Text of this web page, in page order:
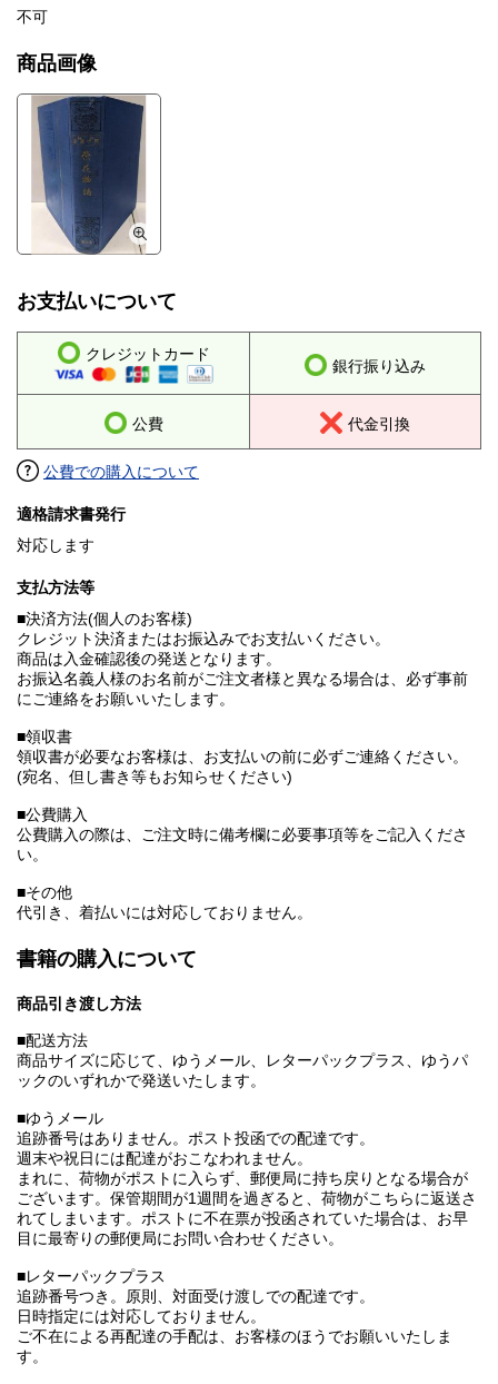
不可
商品画像
お支払いについて
クレジットカード
銀行振り込み
公費 代金引換
公費での購入について
適格請求書発行
対応します
支払方法等
■決済方法(個人のお客様)
クレジット決済またはお振込みでお支払いください。
商品は入金確認後の発送となります。
お振込名義人様のお名前がご注文者様と異なる場合は、必ず事前
にご連絡をお願いいたします。
■領収書
領収書が必要なお客様は、お支払いの前に必ずご連絡ください。
(宛名、但し書き等もお知らせください)
■公費購入
公費購入の際は、ご注文時に備考欄に必要事項等をご記入くださ
い。
■その他
代引き、着払いには対応しておりません。
書籍の購入について
商品引き渡し方法
■配送方法
商品サイズに応じて、ゆうメール、レターパックプラス、ゆうパ
ックのいずれかで発送いたします。
■ゆうメール
追跡番号はありません。ポスト投函での配達です。
週末や祝日には配達がおこなわれません。
まれに、荷物がポストに入らず、郵便局に持ち戻りとなる場合が
ございます。保管期間が1週間を過ぎると、荷物がこちらに返送さ
れてしまいます。ポストに不在票が投函されていた場合は、お早
目に最寄りの郵便局にお問い合わせください。
■レターパックプラス
追跡番号つき。原則、対面受け渡しでの配達です。
日時指定には対応しておりません。
ご不在による再配達の手配は、お客様のほうでお願いいたしま
す。